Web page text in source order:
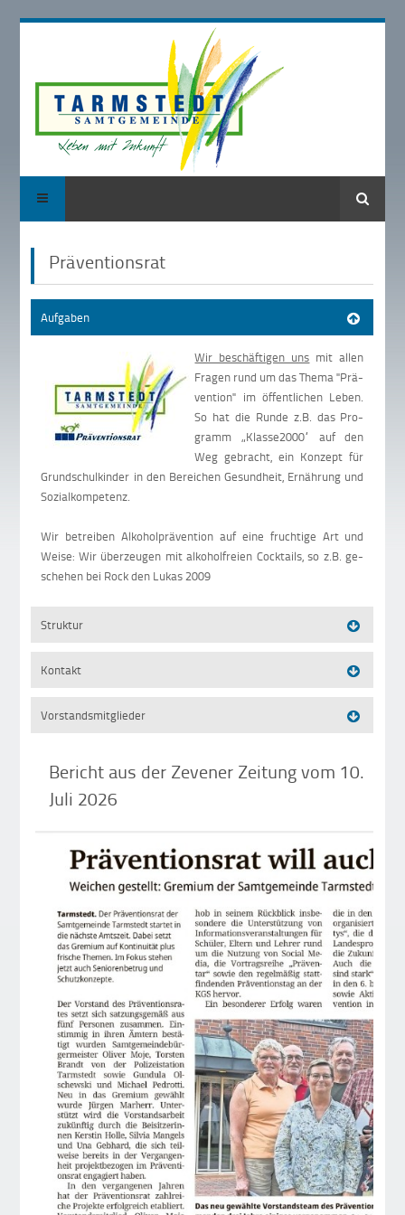
Suche
Präventionsrat
Aufgaben
Wir be­schäf­tigen uns mit al­len
Fra­gen rund um das Thema "Prä­
ven­tion" im öf­fent­lichen Le­ben.
So hat die Runde z.B. das Pro­
gramm „Klas­se2000“ auf den
Weg ge­bracht, ein Kon­zept für
Grund­schul­kin­der in den Be­rei­chen Ge­sund­heit, Er­näh­rung und
So­zial­kom­pe­tenz.
Wir be­trei­ben Al­ko­hol­prä­ven­tion auf eine fruch­tige Art und
Wei­se: Wir über­zeu­gen mit al­ko­hol­freien Cock­tails, so z.B. ge­
sche­hen bei Rock den Lukas 2009
Struktur
Kontakt
Vorstandsmitglieder
Bericht aus der Zevener Zeitung vom 10.
Juli 2026